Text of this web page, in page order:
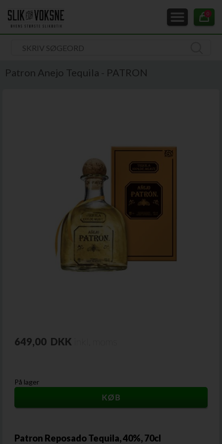
0
Patron Anejo Tequila - PATRON
649,00 DKK
På lager
Patron Reposado Tequila, 40%, 70cl